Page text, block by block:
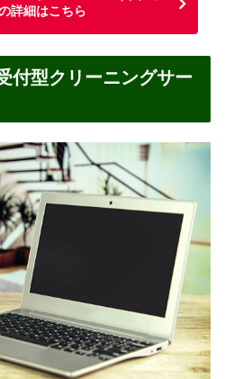
詳細はこちら
付型クリーニングサー